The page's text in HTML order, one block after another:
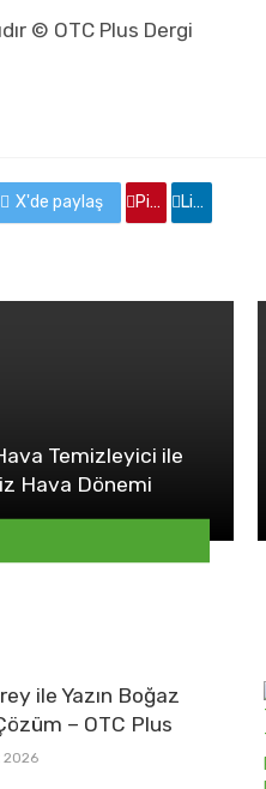
© OTC Plus Dergi
X'de paylaş Pinterest'de paylaş Linkedin'de paylaş
Temizleyici ile
Hava Dönemi
ile Yazın Boğaz
– OTC Plus
2026